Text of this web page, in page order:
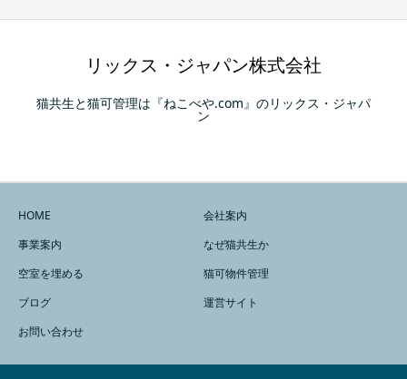
リックス・ジャパン株式会社
猫共生と猫可管理は『ねこべや.com』のリックス・ジャパ
ン
HOME
会社案内
事業案内
なぜ猫共生か
空室を埋める
猫可物件管理
ブログ
運営サイト
お問い合わせ